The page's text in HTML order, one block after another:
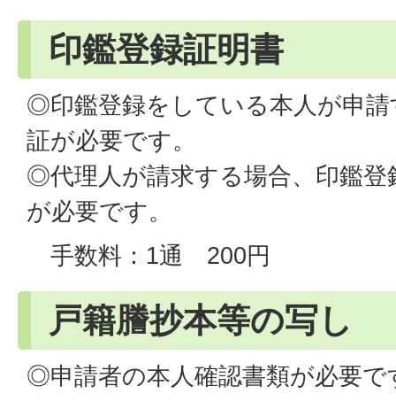
印鑑登録証明書
◎印鑑登録をしている本人が申請
証が必要です。
◎代理人が請求する場合、印鑑登
が必要です。
手数料：1通 200円
戸籍謄抄本等の写し
◎申請者の本人確認書類が必要で